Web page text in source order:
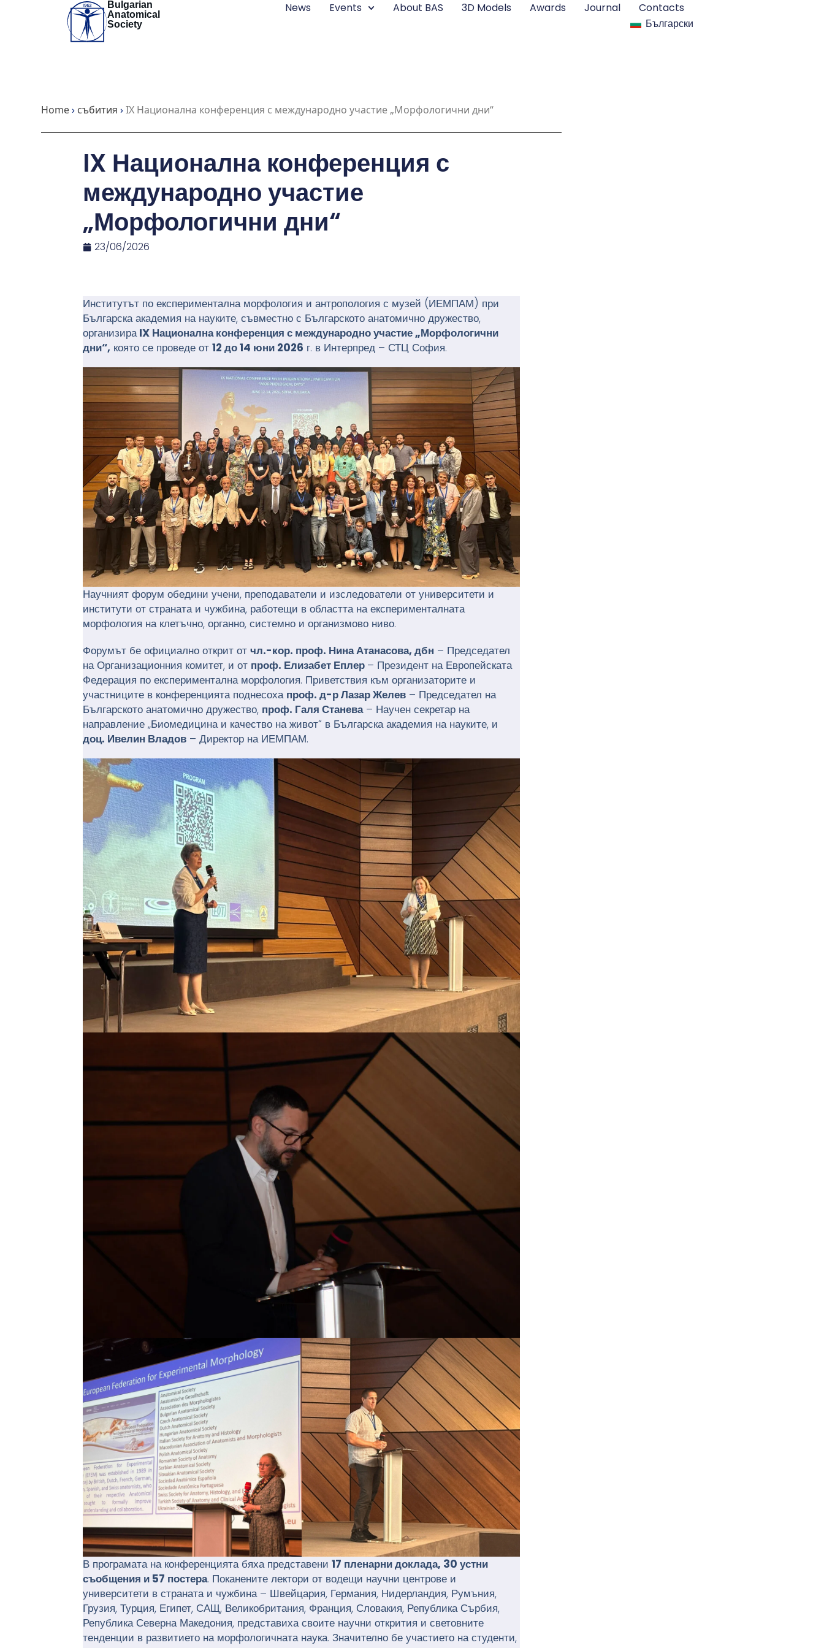
Bulgarian
Anatomical
Society
News Events About BAS 3D Models Awards Journal
Contacts
Български
Home› събития ›IX Национална конференция с международно участие „Морфологични дни“
IX Национална конференция с
международно участие
„Морфологични дни“
23/06/2026
Институтът по експериментална морфология и антропология с музей (ИЕМПАМ) при
Българска академия на науките, съвместно с Българското анатомично дружество,
организираIX Национална конференция с международно участие „Морфологични
дни“, която се проведе от12 до 14 юни 2026 г. в Интерпред – СТЦ София.
Научният форум обедини учени, преподаватели и изследователи от университети и
институти от страната и чужбина, работещи в областта на експерименталната
морфология на клетъчно, органно, системно и организмово ниво.
Форумът бе официално открит отчл.-кор. проф. Нина Атанасова, дбн – Председател
на Организационния комитет, и от проф. Елизабет Еплер – Президент на Европейската
Федерация по експериментална морфология. Приветствия към организаторите и
участниците в конференцията поднесоха проф. д-р Лазар Желев – Председател на
Българското анатомично дружество, проф. Галя Станева– Научен секретар на
направление „Биомедицина и качество на живот“ в Българска академия на науките, и
доц. Ивелин Владов – Директор на ИЕМПАМ.
В програмата на конференцията бяха представени17 пленарни доклада, 30 устни
съобщения и 57 постера. Поканените лектори от водещи научни центрове и
университети в страната и чужбина – Швейцария, Германия, Нидерландия, Румъния,
Грузия, Турция, Египет, САЩ, Великобритания, Франция, Словакия, Република Сърбия,
Република Северна Македония, представиха своите научни открития и световните
тенденции в развитието на морфологичната наука. Значително бе участието на студенти,